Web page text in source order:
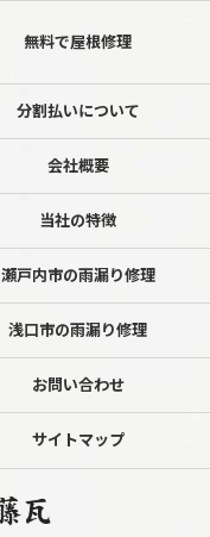
無料で屋根修理
分割払いについて
会社概要
当社の特徴
瀬戸内市の雨漏り修理
浅口市の雨漏り修理
お問い合わせ
サイトマップ